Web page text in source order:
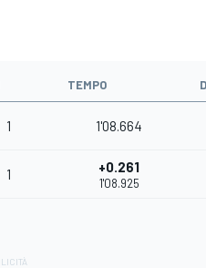
TEMPO
1 1'08.664
1 +0.261
1'08.925